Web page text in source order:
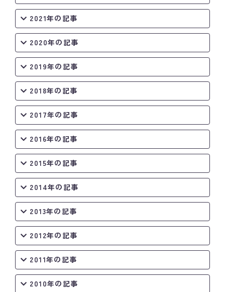
2021年の記事
2020年の記事
2019年の記事
2018年の記事
2017年の記事
2016年の記事
2015年の記事
2014年の記事
2013年の記事
2012年の記事
2011年の記事
2010年の記事